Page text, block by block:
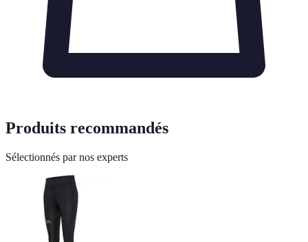
Produits recommandés
Sélectionnés par nos experts